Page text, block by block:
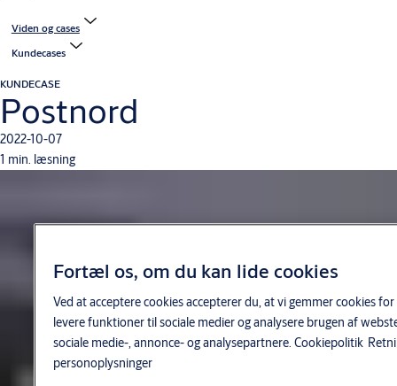
Viden og cases
Kundecases
KUNDECASE
Postnord
2022-10-07
1 min. læsning
Fortæl os, om du kan lide cookies
Ved at acceptere cookies accepterer du, at vi gemmer cookies
levere funktioner til sociale medier og analysere brugen af
sociale medie-, annonce- og analysepartnere.Cookiepolitik
personoplysninger